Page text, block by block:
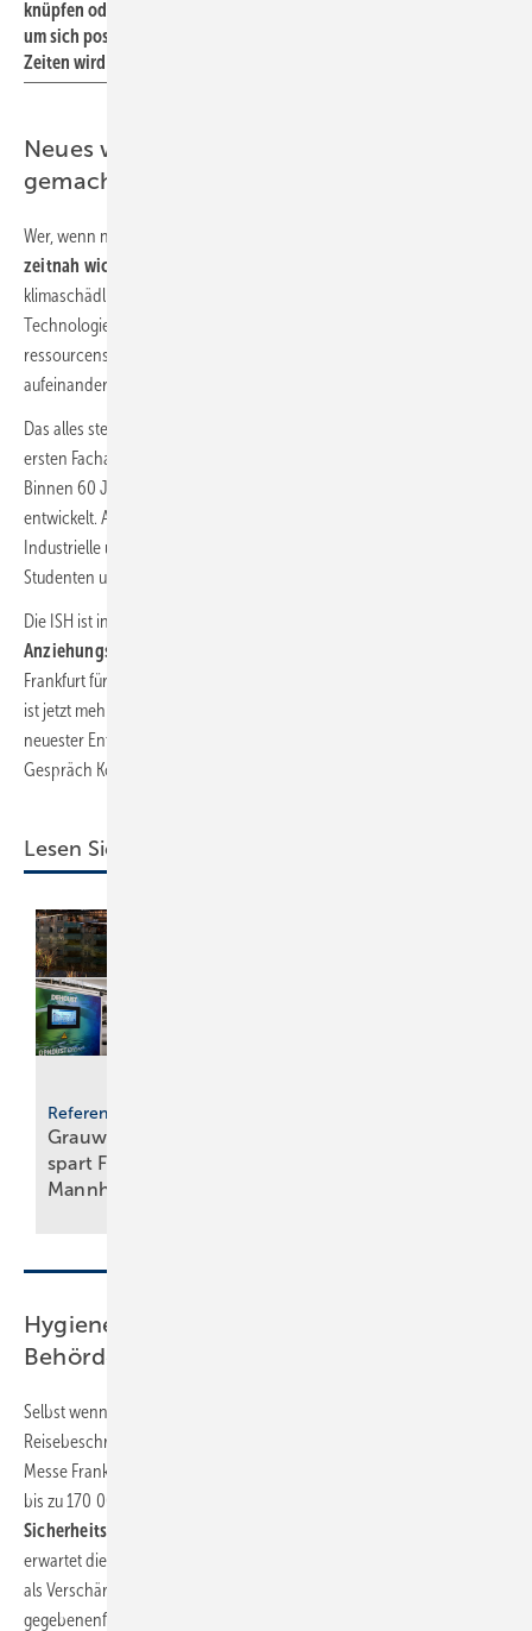
knüpfen oder pflegen – längst braucht die SHK-Welt wieder all das,
um sich positiv weiter entwickeln zu können. Auch in Corona-
Zeiten wird dies möglich sein.
Neues wird präsentiert und „begreifbar“
gemacht
Wer, wenn nicht die SHK-Branche, ist dazu prädestinierter,
zeitnah wichtige Weichen zu stellen
klimaschädlicher Emissionen? Durch neue oder verfeinerte
Technologien, durch besonders effiziente oder
ressourcenschonende Prozesse, durch steckerfertige Geräte oder gut
aufeinander abgestimmte Komponenten in komplexen Anlagen.
Das alles stellt sich auf der ISH zur Schau – und dies schon seit der
ersten Fachausstellung für Sanitär- und Heizungstechnik im Mai 1960.
Binnen 60 Jahren hat sich der
entwickelt. Alle sind da: Tüftler und Entwickler, Designer und Planer,
Industrielle und Kaufleute, Ökologen und Interessenvertreter, Schüler,
Studenten und Auszubildende, Installateure, Vorarbeiter und Meister.
Die ISH ist in den Jahrzehnten Kult geworden, zu einem magischen
Anziehungspunkt für zuletzt 190 000 Besucher
Frankfurt für 2019 ermittelt hat. Und der Branchen-Magnet ISH 2021
ist jetzt mehr denn je gefragt, um beispielsweise über Exponate
neuester Entwicklungen zu fachsimpeln oder durch das persönliche
Gespräch Kontakte neu aufzubauen oder zu festigen.
Lesen Sie auch:
Referenzprojekt
Grauwassernutzung
spart Frisch­was­ser in
Mann­heim
Hygienekonzept der Messe bereits mit
Behörden abgestimmt
Selbst wenn es für Messebesucher rund um den Globus aufgrund von
Reisebeschränkungen nicht leicht fiele, zur ISH zu kommen, geht die
Messe Frankfurt davon aus, dass allein aus Europa und Deutschland
bis zu 170 000 Gäste zu erwarten wären. Für das
Sicherheitskonzept
erwartet die Messe in den kommenden Monaten eher Lockerungen
als Verschärfungen und wird die vorgeschriebenen Auflagen
gegebenenfalls anpassen. Das Konzept basiert auf